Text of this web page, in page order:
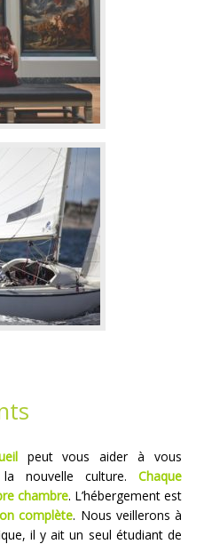
peut vous aider à vous
nouvelle culture. Chaque
chambre. L’hébergement est
complète. Nous veillerons à
il y ait un seul étudiant de